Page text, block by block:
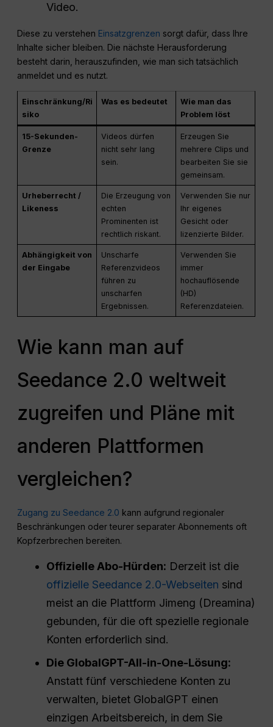
Video.
Diese zu verstehen Einsatzgrenzen sorgt dafür, dass Ihre
Inhalte sicher bleiben. Die nächste Herausforderung
besteht darin, herauszufinden, wie man sich tatsächlich
anmeldet und es nutzt.
Einschränkung/Ri
siko
Was es bedeutet
Wie man das
Problem löst
15-Sekunden-
Grenze
Videos dürfen
nicht sehr lang
sein.
Erzeugen Sie
mehrere Clips und
bearbeiten Sie sie
gemeinsam.
Urheberrecht /
Likeness
Die Erzeugung von
echten
Prominenten ist
rechtlich riskant.
Verwenden Sie nur
Ihr eigenes
Gesicht oder
lizenzierte Bilder.
Abhängigkeit von
der Eingabe
Unscharfe
Referenzvideos
führen zu
unscharfen
Ergebnissen.
Verwenden Sie
immer
hochauflösende
(HD)
Referenzdateien.
Wie kann man auf
Seedance 2.0 weltweit
zugreifen und Pläne mit
anderen Plattformen
vergleichen?
Zugang zu Seedance 2.0 kann aufgrund regionaler
Beschränkungen oder teurer separater Abonnements oft
Kopfzerbrechen bereiten.
Offizielle Abo-Hürden: Derzeit ist die
offizielle Seedance 2.0-Webseiten sind
meist an die Plattform Jimeng (Dreamina)
gebunden, für die oft spezielle regionale
Konten erforderlich sind.
Die GlobalGPT-All-in-One-Lösung:
Anstatt fünf verschiedene Konten zu
verwalten, bietet GlobalGPT einen
einzigen Arbeitsbereich, in dem Sie